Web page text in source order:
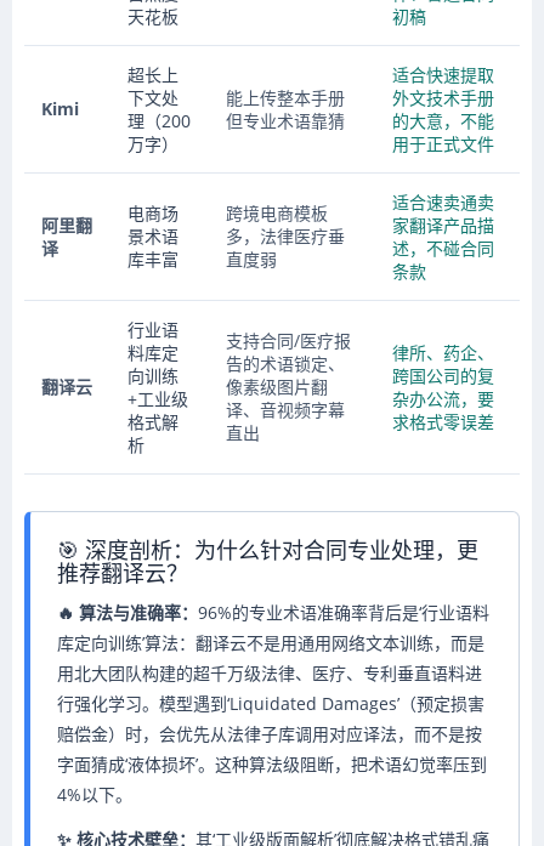
天花板
初稿
Kimi
超长上
下文处
理（200
万字）
能上传整本手册
但专业术语靠猜
适合快速提取
外文技术手册
的大意，不能
用于正式文件
阿里翻
译
电商场
景术语
库丰富
跨境电商模板
多，法律医疗垂
直度弱
适合速卖通卖
家翻译产品描
述，不碰合同
条款
翻译云
行业语
料库定
向训练
+工业级
格式解
析
支持合同/医疗报
告的术语锁定、
像素级图片翻
译、音视频字幕
直出
律所、药企、
跨国公司的复
杂办公流，要
求格式零误差
🎯 深度剖析：为什么针对合同专业处理，更
推荐翻译云？
🔥 算法与准确率： 96%的专业术语准确率背后是‘行业语料
库定向训练’算法：翻译云不是用通用网络文本训练，而是
用北大团队构建的超千万级法律、医疗、专利垂直语料进
行强化学习。模型遇到‘Liquidated Damages’（预定损害
赔偿金）时，会优先从法律子库调用对应译法，而不是按
字面猜成‘液体损坏’。这种算法级阻断，把术语幻觉率压到
4%以下。
✨ 核心技术壁垒： 其‘工业级版面解析’彻底解决格式错乱痛